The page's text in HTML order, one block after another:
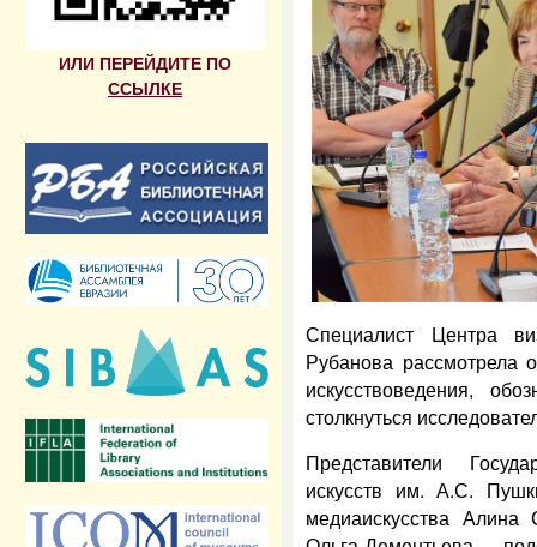
ИЛИ ПЕРЕЙДИТЕ ПО
ССЫЛКЕ
Специалист Центра
Рубанова рассмотрела
искусствоведения,
столкнуться
Представители
искусств им. А.С.
медиаискусства